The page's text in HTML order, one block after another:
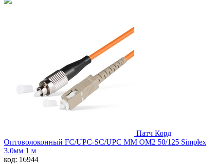
Патч Корд
Оптоволоконный FC/UPC-SC/UPC MM OM2 50/125 Simplex
3.0мм 1 м
код: 16944